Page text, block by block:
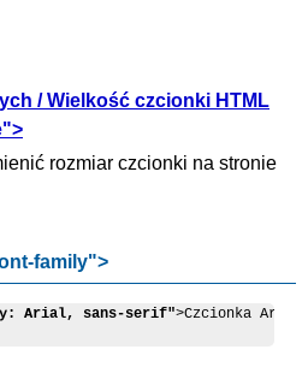
/ Wielkość czcionki HTML
rozmiar czcionki na stronie
family">
Arial, sans-serif">Czcionka